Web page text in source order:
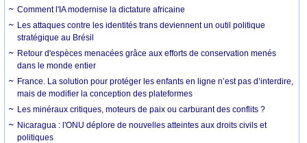
Comment l'IA modernise la dictature africaine
Les attaques contre les identités trans deviennent un outil politique
stratégique au Brésil
Retour d'espèces menacées grâce aux efforts de conservation menés
dans le monde entier
France. La solution pour protéger les enfants en ligne n’est pas d’interdire,
mais de modifier la conception des plateformes
Les minéraux critiques, moteurs de paix ou carburant des conflits ?
Nicaragua : l'ONU déplore de nouvelles atteintes aux droits civils et
politiques